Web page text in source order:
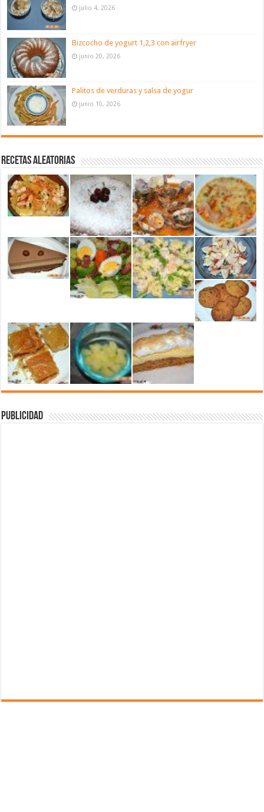
julio 4, 2026
Bizcocho de yogurt 1,2,3 con airfryer
junio 20, 2026
Palitos de verduras y salsa de yogur
junio 10, 2026
Recetas aleatorias
Publicidad